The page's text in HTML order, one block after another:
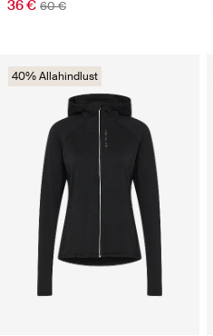
36 € 60 €
40% Allahindlust